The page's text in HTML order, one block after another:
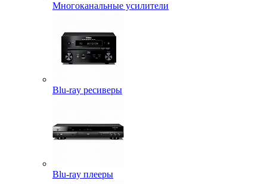
Многоканальные усилители
Blu-ray ресиверы
Blu-ray плееры